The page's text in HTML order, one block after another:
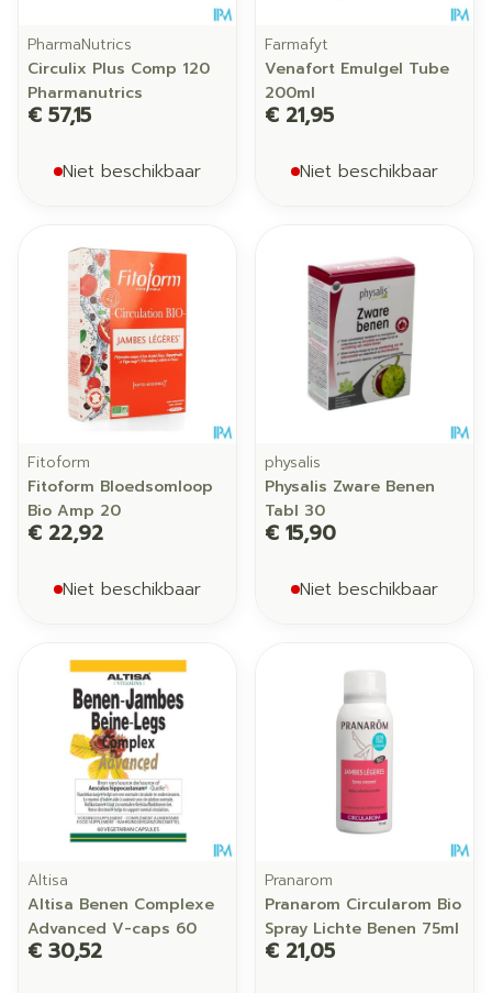
PharmaNutrics
Circulix Plus Comp 120
Pharmanutrics
€ 57,15
Niet beschikbaar
Farmafyt
Venafort Emulgel Tube
200ml
€ 21,95
Niet beschikbaar
Fitoform
Fitoform Bloedsomloop
Bio Amp 20
€ 22,92
Niet beschikbaar
physalis
Physalis Zware Benen
Tabl 30
€ 15,90
Niet beschikbaar
Altisa
Altisa Benen Complexe
Advanced V-caps 60
€ 30,52
Pranarom
Pranarom Circularom Bio
Spray Lichte Benen 75ml
€ 21,05